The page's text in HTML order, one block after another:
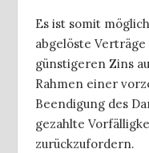
Es ist somit
abgelöste
günstigeren Zins
Rahmen einer
Beendigung des
gezahlte
zurückzufordern.